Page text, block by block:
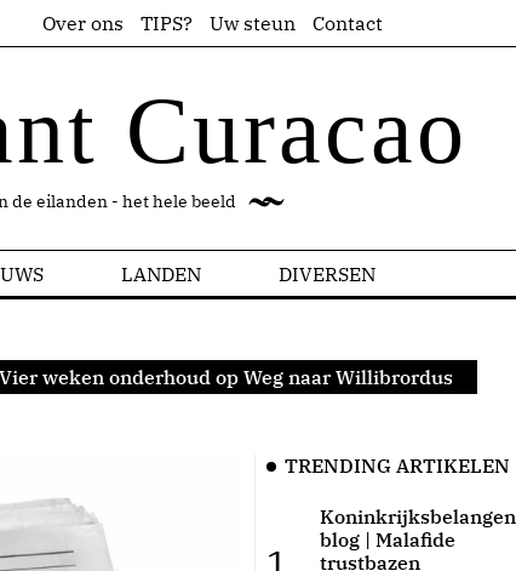
Over ons TIPS? Uw steun Contact
Curacao
de eilanden - het hele beeld
LANDEN DIVERSEN
weken onderhoud op Weg naar Willibrordus
TRENDING ARTIKELEN
Koninkrijksbelangen
blog | Malafide
trustbazen